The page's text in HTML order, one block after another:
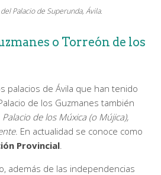
Palacio de Superunda, Ávila.
o Torreón de los
palacios de Ávila que han tenido
de los Guzmanes también
Palacio de los Múxica (o Mújica),
. En actualidad se conoce como
Provincial
además de las independencias